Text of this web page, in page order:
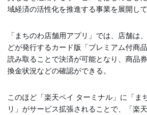
域経済の活性化を推進する事業を展開して
「まちのわ店舗用アプリ」では、店舗は
どが発行するカード版「プレミアム付商
読み取ることで決済が可能となり、商品
換金状況などの確認ができる。
このほど「楽天ペイ ターミナル」に「ま
リ」がサービス拡張されることで、「楽